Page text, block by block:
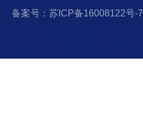
备案号：苏ICP备16008122号-7